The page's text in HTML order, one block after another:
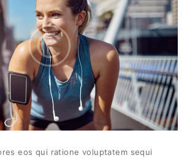
eos qui ratione voluptatem sequi